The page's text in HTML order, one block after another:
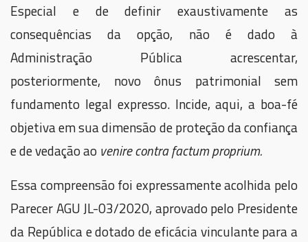
Especial e de definir exaustivamente as
consequências da opção, não é dado à
Administração Pública acrescentar,
posteriormente, novo ônus patrimonial sem
fundamento legal expresso. Incide, aqui, a boa-fé
objetiva em sua dimensão de proteção da confiança
e de vedação ao venire contra factum proprium.
Essa compreensão foi expressamente acolhida pelo
Parecer AGU JL-03/2020, aprovado pelo Presidente
da República e dotado de eficácia vinculante para a